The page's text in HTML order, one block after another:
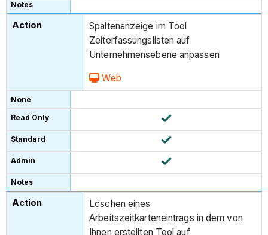
Spaltenanzeige im Tool
Zeiterfassungslisten auf
Unternehmensebene anpassen
Web
Löschen eines
Arbeitszeitkarteneintrags in dem von
Ihnen erstellten Tool auf